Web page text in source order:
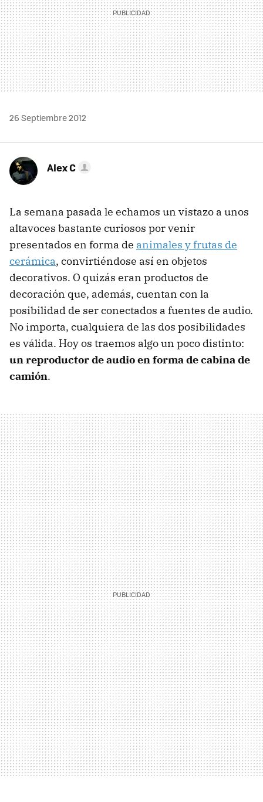
26 Septiembre 2012
Alex C
La semana pasada le echamos un vistazo a unos
altavoces bastante curiosos por venir
presentados en forma de animales y frutas de
cerámica, convirtiéndose así en objetos
decorativos. O quizás eran productos de
decoración que, además, cuentan con la
posibilidad de ser conectados a fuentes de audio.
No importa, cualquiera de las dos posibilidades
es válida. Hoy os traemos algo un poco distinto:
un reproductor de audio en forma de cabina de
camión.